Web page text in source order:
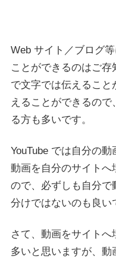
Web サイト／ブログ
ことができるのはご存
で文字では伝えるこ
えることができるの
る方も多いです。
YouTube では自分の
動画を自分のサイトへ
ので、必ずしも自分で
分けではないのも良い
さて、動画をサイト
多いと思いますが、